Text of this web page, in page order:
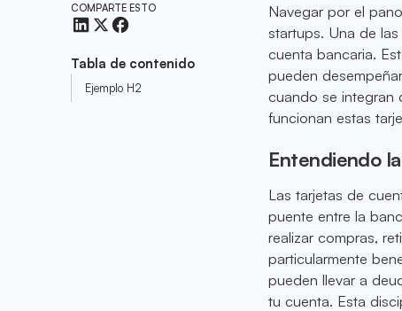
COMPARTE ESTO
Tabla de contenido
Ejemplo H2
Navegar por el
startups. Una de
cuenta bancaria.
pueden
cuando se integran
funcionan estas
Entendiendo
Las tarjetas de
puente entre la
realizar compras,
particularmente
pueden llevar a
tu cuenta. Esta